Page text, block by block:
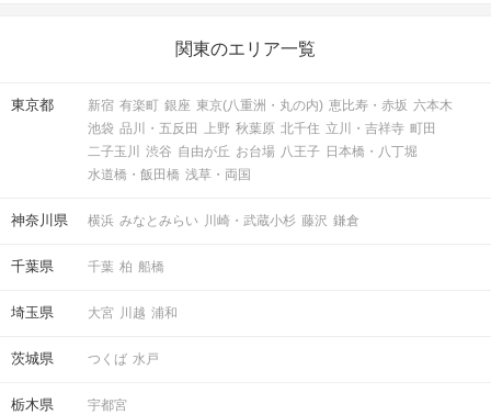
関東のエリア一覧
東京都 新宿 有楽町 銀座 東京(八重洲・丸の内) 恵比寿・赤坂 六本木
池袋 品川・五反田 上野 秋葉原 北千住 立川・吉祥寺 町田
二子玉川
渋谷 自由が丘 お台場 八王子 日本橋・八丁堀
水道橋・飯田橋 浅草・両国
神奈川県 横浜 みなとみらい 川崎・武蔵小杉 藤沢 鎌倉
千葉県 千葉 柏 船橋
埼玉県 大宮 川越 浦和
茨城県 つくば 水戸
栃木県 宇都宮